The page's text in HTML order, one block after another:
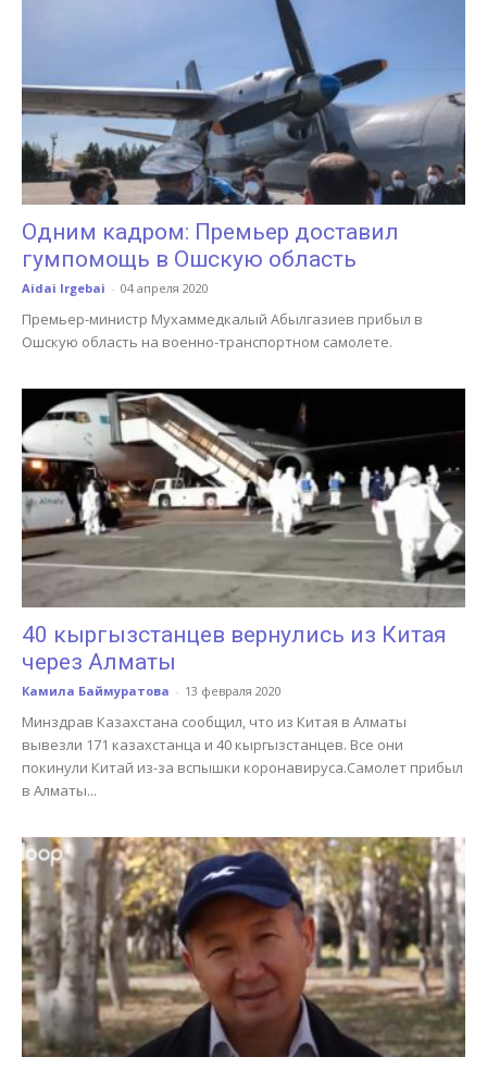
Одним кадром: Премьер доставил
гумпомощь в Ошскую область
Aidai Irgebai - 04 апреля 2020
Премьер-министр Мухаммедкалый Абылгазиев прибыл в
Ошскую область на военно-транспортном самолете.
40 кыргызстанцев вернулись из Китая
через Алматы
Камила Баймуратова - 13 февраля 2020
Минздрав Казахстана сообщил, что из Китая в Алматы
вывезли 171 казахстанца и 40 кыргызстанцев. Все они
покинули Китай из-за вспышки коронавируса.Самолет прибыл
в Алматы...